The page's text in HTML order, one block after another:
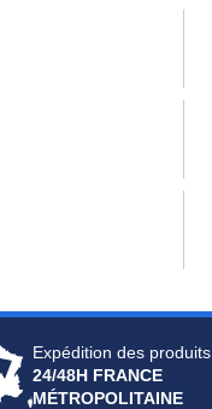
Expédition des produits
24/48H FRANCE
MÉTROPOLITAINE